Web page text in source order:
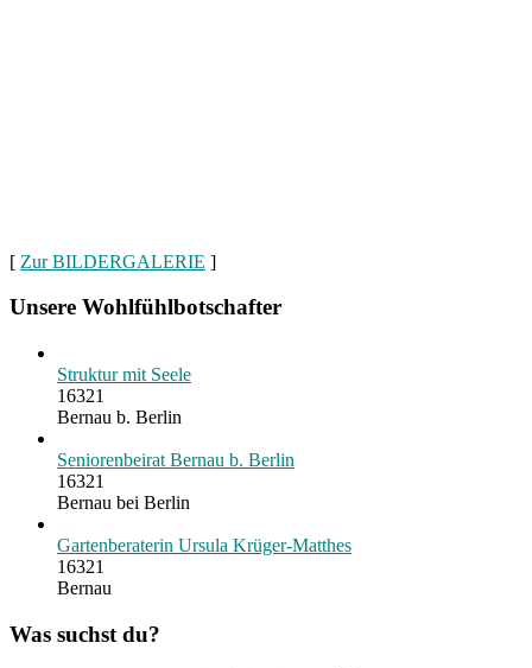
[ Zur BILDERGALERIE ]
Unsere Wohlfühlbotschafter
Struktur mit Seele
16321
Bernau b. Berlin
Seniorenbeirat Bernau b. Berlin
16321
Bernau bei Berlin
Gartenberaterin Ursula Krüger-Matthes
16321
Bernau
Was suchst du?